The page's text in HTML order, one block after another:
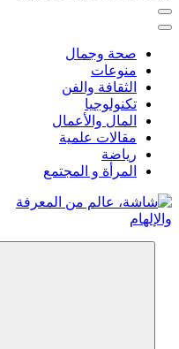
صحة وجمال
منوعات
الثقافة والفن
تكنولوجيا
المال والأعمال
مقالات علمية
رياضة
المرأة و المجتمع